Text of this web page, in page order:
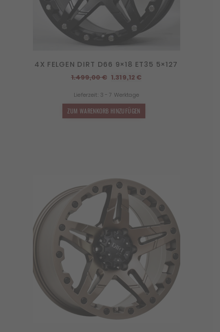
4X FELGEN DIRT D66 9×18 ET35 5×127
1.499,00€ Ursprünglicher
war:
1.499,00 €
1.319,12€Aktueller
Lieferzeit: 3 - 7 Werktage
ZUM WARENKORB HINZUFÜGEN